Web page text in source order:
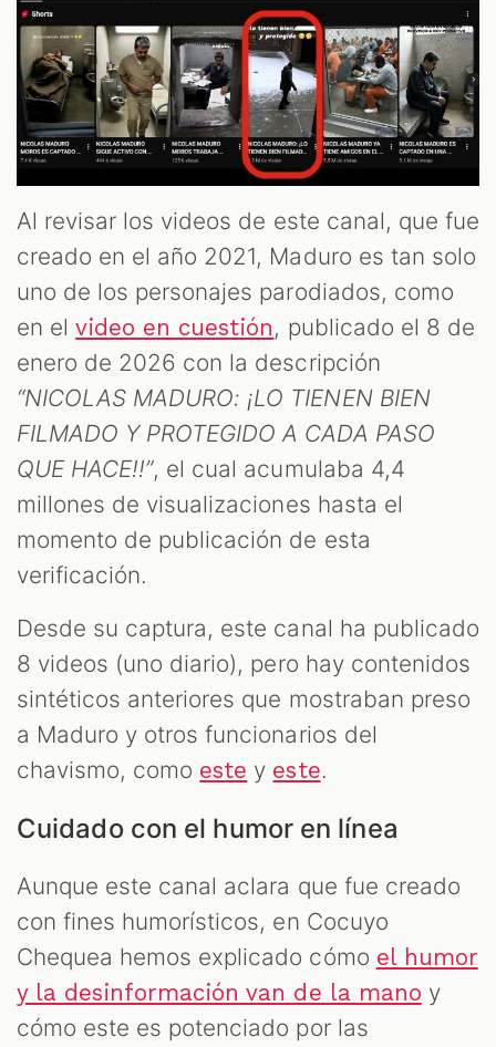
Al revisar los videos de este canal, que fue
creado en el año 2021, Maduro es tan solo
uno de los personajes parodiados, como
en elvideo en cuestión, publicado el 8 de
enero de 2026 con la descripción
“NICOLAS MADURO: ¡LO TIENEN BIEN
FILMADO Y PROTEGIDO A CADA PASO
QUE HACE!!”, el cual acumulaba 4,4
millones de visualizaciones hasta el
momento de publicación de esta
verificación.
Desde su captura, este canal ha publicado
8 videos (uno diario), pero hay contenidos
sintéticos anteriores que mostraban preso
a Maduro y otros funcionarios del
chavismo, como este y este.
Cuidado con el humor en línea
Aunque este canal aclara que fue creado
con fines humorísticos, en Cocuyo
Chequea hemos explicado cómo el humor
y la desinformación van de la mano y
cómo este es potenciado por las